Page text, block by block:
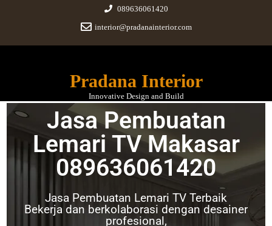
089636061420
interior@pradanainterior.com
Pradana Interior
Innovative Design and Build
Jasa Pembuatan Lemari TV
Makasar
November 7, 2021|No Comments
Jasa Pembuatan
Lemari TV Makasar
089636061420
Jasa Pembuatan Lemari TV Terbaik
Bekerja dan berkolaborasi dengan desainer
profesional,